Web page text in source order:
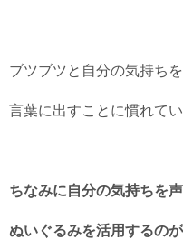
ブツブツと自分の気持ち
言葉に出すことに慣れてい
ちなみに自分の気持ちを
ぬいぐるみを活用するのが